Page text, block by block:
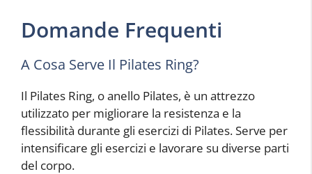
Domande Frequenti
A Cosa Serve Il Pilates Ring?
Il Pilates Ring, o anello Pilates, è un attrezzo
utilizzato per migliorare la resistenza e la
flessibilità durante gli esercizi di Pilates. Serve per
intensificare gli esercizi e lavorare su diverse parti
del corpo.